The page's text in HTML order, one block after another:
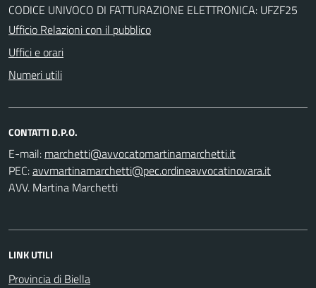
CODICE UNIVOCO DI FATTURAZIONE ELETTRONICA: UFZF25
Ufficio Relazioni con il pubblico
Uffici e orari
Numeri utili
CONTATTI D.P.O.
E-mail:
PEC:
AVV. Martina Marchetti
LINK UTILI
Provincia di Biella